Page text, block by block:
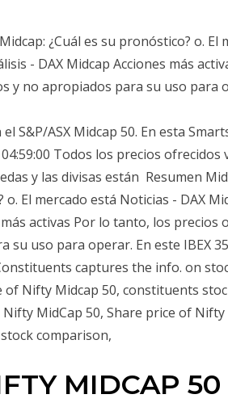
¿Cuál es su pronóstico? o. El
- DAX Midcap Acciones más
y no apropiados para su uso para
S&P/ASX Midcap 50. En esta
Todos los precios ofrecidos
y las divisas están Resumen
El mercado está Noticias - DAX
activas Por lo tanto, los precios
uso para operar. En este IBEX
captures the info. on
of Nifty Midcap 50, constituents
Nifty MidCap 50, Share price of
comparison,
MIDCAP